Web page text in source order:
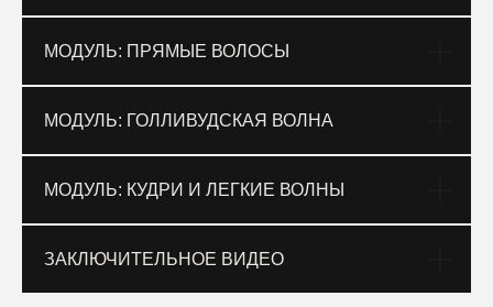
МОДУЛЬ: ПРЯМЫЕ ВОЛОСЫ
МОДУЛЬ: ГОЛЛИВУДСКАЯ ВОЛНА
МОДУЛЬ: КУДРИ И ЛЕГКИЕ ВОЛНЫ
ЗАКЛЮЧИТЕЛЬНОЕ ВИДЕО